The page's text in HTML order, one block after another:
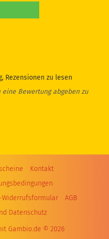
Rezensionen zu lesen
Bewertung abgeben zu
Kontakt
AGB
Datenschutz
Gambio.de © 2026